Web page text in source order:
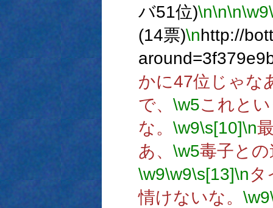
バ51位)\n\n\n\w9
(14票)\nhttp://
かに47位じゃな
で、 \w5これと
な。 \w9\s[10]\n
あ、 \w5毒子と
\w9\w9\s[13]\nタ
情けないな。 \w9